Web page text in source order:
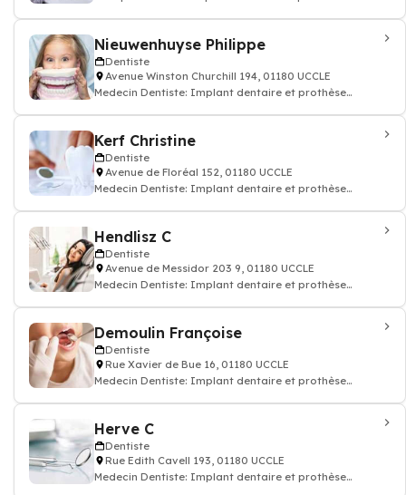
Nieuwenhuyse Philippe
Dentiste
Avenue Winston Churchill 194, 01180 UCCLE
Medecin Dentiste: Implant dentaire et prothèse
Kerf Christine
Dentiste
Avenue de Floréal 152, 01180 UCCLE
Medecin Dentiste: Implant dentaire et prothèse
Hendlisz C
Dentiste
Avenue de Messidor 203 9, 01180 UCCLE
Medecin Dentiste: Implant dentaire et prothèse
Demoulin Françoise
Dentiste
Rue Xavier de Bue 16, 01180 UCCLE
Medecin Dentiste: Implant dentaire et prothèse
Herve C
Dentiste
Rue Edith Cavell 193, 01180 UCCLE
Medecin Dentiste: Implant dentaire et prothèse